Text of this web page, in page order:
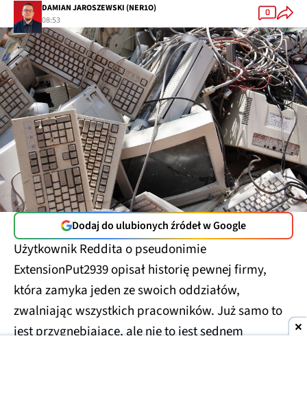
DAMIAN JAROSZEWSKI (NER1O)
08:53
0
Dodaj do ulubionych źródeł w Google
Użytkownik Reddita o pseudonimie
ExtensionPut2939 opisał historię pewnej firmy,
która zamyka jeden ze swoich oddziałów,
zwalniając wszystkich pracowników. Już samo to
jest przygnębiające, ale nie to jest sednem